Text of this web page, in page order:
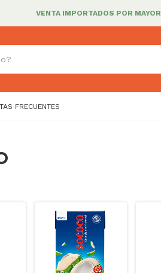
VENTA IMPORTADOS POR MAYOR
FRECUENTES